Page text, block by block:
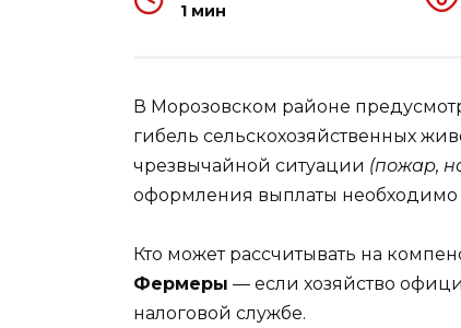
1 мин
В Морозовском районе
гибель сельскохозяйственных
чрезвычайной ситуации (пожар,
оформления выплаты
Кто может рассчитывать на
Фермеры — если хозяйство
налоговой службе.